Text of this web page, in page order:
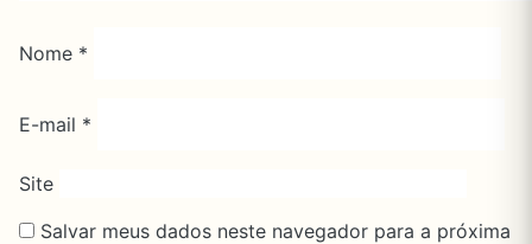
Nome *
E-mail *
Site
Salvar meus dados neste navegador para a próxima